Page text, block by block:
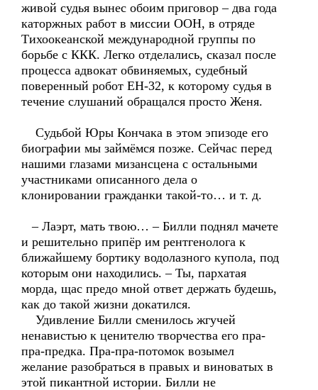
живой судья вынес обоим приговор – два года
каторжных работ в миссии ООН, в отряде
Тихоокеанской международной группы по
борьбе с ККК. Легко отделались, сказал после
процесса адвокат обвиняемых, судебный
поверенный робот ЕН-32, к которому судья в
течение слушаний обращался просто Женя.
Судьбой Юры Кончака в этом эпизоде его
биографии мы займёмся позже. Сейчас перед
нашими глазами мизансцена с остальными
участниками описанного дела о
клонировании гражданки такой-то… и т. д.
– Лаэрт, мать твою… – Билли поднял мачете
и решительно припёр им рентгенолога к
ближайшему бортику водолазного купола, под
которым они находились. – Ты, пархатая
морда, щас предо мной ответ держать будешь,
как до такой жизни докатился.
Удивление Билли сменилось жгучей
ненавистью к ценителю творчества его пра-
пра-предка. Пра-пра-потомок возымел
желание разобраться в правых и виноватых в
этой пикантной истории. Билли не